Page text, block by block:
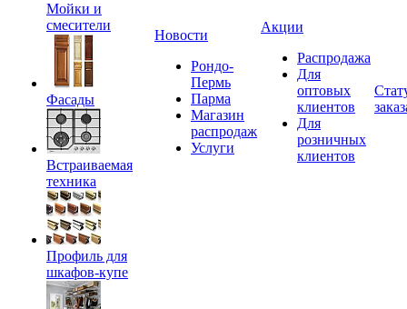
Мойки и
смесители
Фасады
Встраиваемая
техника
Профиль для
шкафов-купе
Новости
Рондо-
Пермь
Парма
Магазин
распродаж
Услуги
Акции
Распродажа
Для
оптовых
клиентов
Для
розничных
клиентов